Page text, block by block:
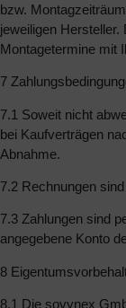
bzw.
jeweiligen
Montagetermine mit
7
7.1 Soweit nicht
bei Kaufverträgen
Abnahme.
7.2 Rechnungen
7.3 Zahlungen sind
angegebene Konto
8
8.1 Die sovynex